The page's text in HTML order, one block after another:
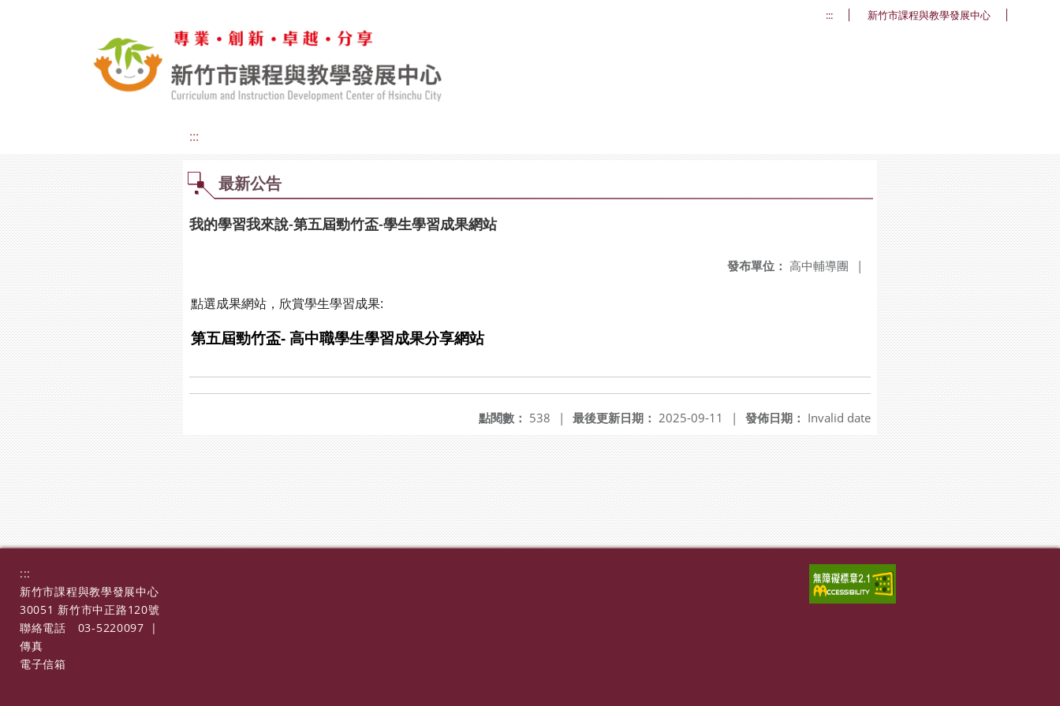
::: 新竹市課程與教學發展中心
:::
最新公告
我的學習我來說-第五屆勁竹盃-學生學習成果網站
發布單位： 高中輔導團 |
點選成果網站，欣賞學生學習成果:
第五屆勁竹盃- 高中職學生學習成果分享網站
發佈日期： Invalid date
最後更新日期： 2025-09-11 |
點閱數： 538 |
:::
新竹市課程與教學發展中心
30051 新竹市中正路120號
聯絡電話
03-5220097
|
傳真
電子信箱